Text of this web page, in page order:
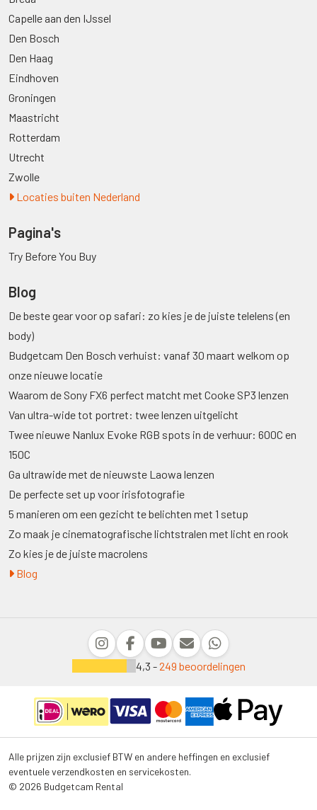
Capelle aan den IJssel
Den Bosch
Den Haag
Eindhoven
Groningen
Maastricht
Rotterdam
Utrecht
Zwolle
Locaties buiten Nederland
Pagina's
Try Before You Buy
Blog
De beste gear voor op safari: zo kies je de juiste telelens (en
body)
Budgetcam Den Bosch verhuist: vanaf 30 maart welkom op
onze nieuwe locatie
Waarom de Sony FX6 perfect matcht met Cooke SP3 lenzen
Van ultra-wide tot portret: twee lenzen uitgelicht
Twee nieuwe Nanlux Evoke RGB spots in de verhuur: 600C en
150C
Ga ultrawide met de nieuwste Laowa lenzen
De perfecte set up voor irisfotografie
5 manieren om een gezicht te belichten met 1 setup
Zo maak je cinematografische lichtstralen met licht en rook
Zo kies je de juiste macrolens
Blog
4,3 -249 beoordelingen
Alle prijzen zijn exclusief BTW en andere heffingen en exclusief
eventuele verzendkosten en servicekosten.
© 2026 Budgetcam Rental